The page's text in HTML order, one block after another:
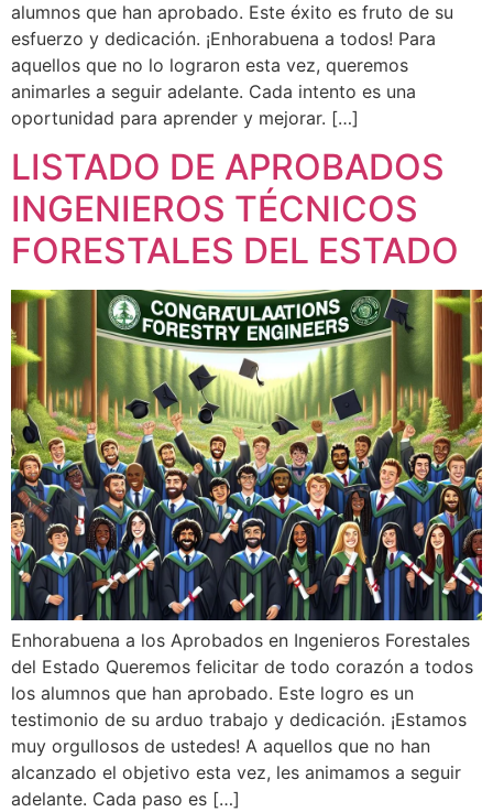
alumnos que han aprobado. Este éxito es fruto de su
esfuerzo y dedicación. ¡Enhorabuena a todos! Para
aquellos que no lo lograron esta vez, queremos
animarles a seguir adelante. Cada intento es una
oportunidad para aprender y mejorar. […]
LISTADO DE APROBADOS
INGENIEROS TÉCNICOS
FORESTALES DEL ESTADO
Enhorabuena a los Aprobados en Ingenieros Forestales
del Estado Queremos felicitar de todo corazón a todos
los alumnos que han aprobado. Este logro es un
testimonio de su arduo trabajo y dedicación. ¡Estamos
muy orgullosos de ustedes! A aquellos que no han
alcanzado el objetivo esta vez, les animamos a seguir
adelante. Cada paso es […]